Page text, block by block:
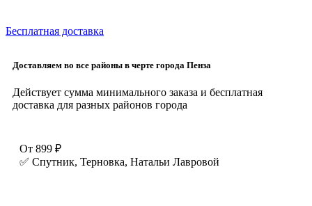
Бесплатная доставка
Доставляем во все районы в черте города Пенза
Действует сумма минимального заказа и бесплатная
доставка для разных районов города
От 899 ₽
✅ Спутник, Терновка, Натальи Лавровой